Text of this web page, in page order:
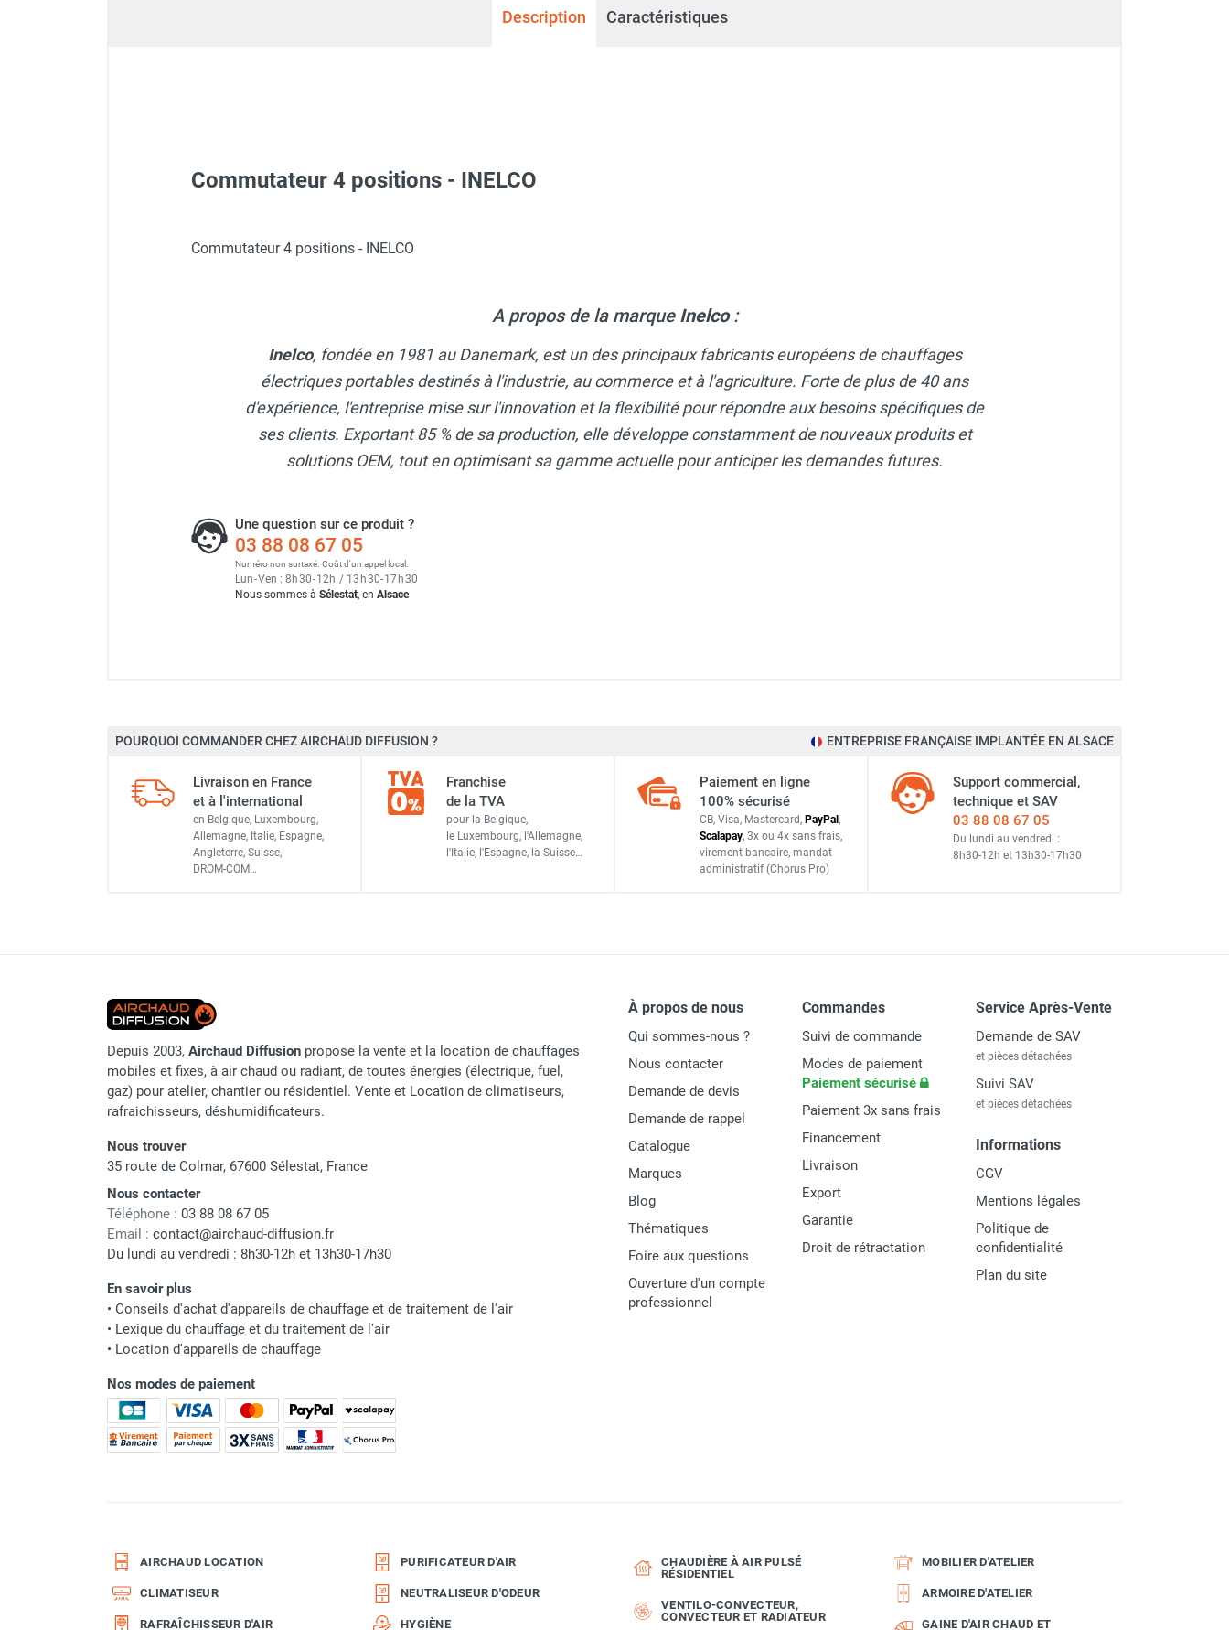
Caisson d'Extraction VMC tertiaire
professionnel
Sèche-main et sèche-cheveux
Chauffage d'atelier fixe au fioul et
Chauffage au fioul avec réservoir
Chauffage d'atelier suspendu
Chauffage suspendu au gaz
Chauffage FARM
Chauffage FARM au gaz
Chauffage FARM au fioul
Chauffage d'atelier granulés / bois /
Aérotherme à eau chaude ou froide
Aérotherme au fioul
Aérotherme pompe à chaleur
(détente directe)
Chauffage mobile électrique, fioul et
gaz
Chauffage mobile électrique
Chauffage électrique soufflant
étuvage industriel ou destruction
punaises de lit
Chauffage électrique infrarouge
Chauffage mobile au fioul et GNR
Chauffage fioul soufflant avec
cheminée et réservoir intégré
Chauffage fioul soufflant avec
cheminée à raccorder sur citerne
Chauffage fioul soufflant sans
cheminée à combustion directe
Chauffage fioul
combustion directe
combustion indirecte
Chauffage mobile au gaz rayonnant
Description Caractéristiques
Commutateur 4 positions - INELCO
Commutateur 4 positions - INELCO
A propos de la marque Inelco:
Inelco, fondée en 1981 au Danemark, est un des principaux fabricants européens de chauffages
électriques portables destinés à l'industrie, au commerce et à l'agriculture. Forte de plus de 40 ans
d'expérience, l'entreprise mise sur l'innovation et la flexibilité pour répondre aux besoins spécifiques de
ses clients. Exportant 85 % de sa production, elle développe constamment de nouveaux produits et
solutions OEM, tout en optimisant sa gamme actuelle pour anticiper les demandes futures.
Une question sur ce produit ?
03 88 08 67 05
Numéro non surtaxé. Coût d'un appel local.
Lun-Ven : 8h30-12h / 13h30-17h30
Nous sommes à Sélestat, en Alsace
Marque Inelco
Référence fournisseur SWITCH4
Classement produit PIECES DETACHEES
POURQUOI COMMANDER CHEZ AIRCHAUD DIFFUSION ? ENTREPRISE FRANÇAISE IMPLANTÉE EN ALSACE
Livraison en France
et à l'international
en Belgique, Luxembourg,
Allemagne, Italie, Espagne,
Angleterre, Suisse,
DROM-COM…
Franchise
de la TVA
pour la Belgique,
le Luxembourg, l'Allemagne,
l'Italie, l'Espagne, la Suisse…
Paiement en ligne
100% sécurisé
CB, Visa, Mastercard, PayPal ,
Scalapay, 3x ou 4x sans frais,
virement bancaire, mandat
administratif (Chorus Pro)
Support commercial,
technique et SAV
03 88 08 67 05
Du lundi au vendredi :
8h30-12h et 13h30-17h30
Depuis 2003, Airchaud Diffusion propose la vente et la location de chauffages
mobiles et fixes, à air chaud ou radiant, de toutes énergies (électrique, fuel,
gaz) pour atelier, chantier ou résidentiel. Vente et Location de climatiseurs,
rafraichisseurs, déshumidificateurs.
Nous trouver
35 route de Colmar, 67600 Sélestat, France
Nous contacter
Téléphone : 03 88 08 67 05
Email : contact@airchaud-diffusion.fr
Du lundi au vendredi : 8h30-12h et 13h30-17h30
En savoir plus
• Conseils d'achat d'appareils de chauffage et de traitement de l'air
• Lexique du chauffage et du traitement de l'air
• Location d'appareils de chauffage
Nos modes de paiement
À propos de nous
Qui sommes-nous ?
Nous contacter
Demande de devis
Demande de rappel
Catalogue
Marques
Blog
Thématiques
Foire aux questions
Ouverture d'un compte
professionnel
Commandes
Suivi de commande
Modes de paiement
Paiement sécurisé
Paiement 3x sans frais
Financement
Livraison
Export
Garantie
Droit de rétractation
Service Après-Vente
Demande de SAV
et pièces détachées
Suivi SAV
et pièces détachées
Informations
CGV
Mentions légales
Politique de
confidentialité
Plan du site
AIRCHAUD LOCATION
CLIMATISEUR
RAFRAÎCHISSEUR D'AIR
PURIFICATEUR D'AIR
NEUTRALISEUR D'ODEUR
HYGIÈNE
CHAUDIÈRE À AIR PULSÉ
RÉSIDENTIEL
VENTILO-CONVECTEUR,
CONVECTEUR ET RADIATEUR
MOBILIER D'ATELIER
ARMOIRE D'ATELIER
GAINE D'AIR CHAUD ET